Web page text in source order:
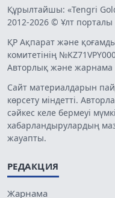
Құрылтайшы: «Tengri
2012-2026 © Ұлт порталы
ҚР Ақпарат және
комитетінің
Авторлық және жарнама
Сайт материалдарын
көрсету міндетті.
сәйкес келе бермеуі
хабарландырулардың
жауапты.
РЕДАКЦИЯ
Жарнама